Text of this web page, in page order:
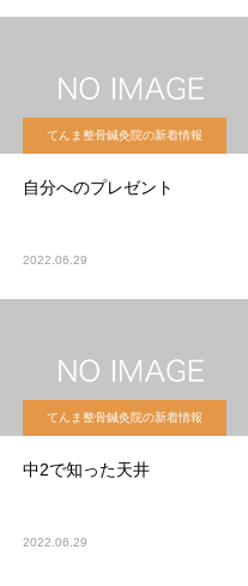
てんま整骨鍼灸院の新着情報
自分へのプレゼント
2022.06.29
てんま整骨鍼灸院の新着情報
中2で知った天井
2022.06.29